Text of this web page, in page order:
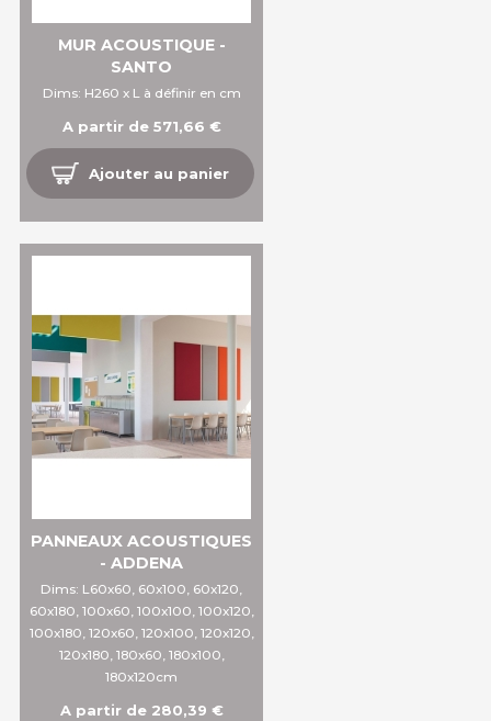
MUR ACOUSTIQUE -
SANTO
Dims: H260 x L à définir en cm
A partir de 571,66 €
Ajouter au panier
PANNEAUX ACOUSTIQUES
- ADDENA
Dims: L60x60, 60x100, 60x120,
60x180, 100x60, 100x100, 100x120,
100x180, 120x60, 120x100, 120x120,
120x180, 180x60, 180x100,
180x120cm
A partir de 280,39 €